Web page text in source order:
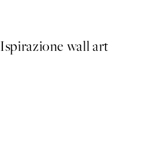
Ispirazione wall art